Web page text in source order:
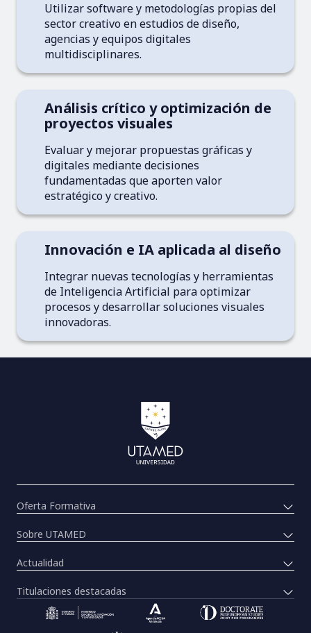
Utilizar software y metodologías propias del
sector creativo en estudios de diseño,
agencias y equipos digitales
multidisciplinares.
Análisis crítico y optimización de
proyectos visuales
Evaluar y mejorar propuestas gráficas y
digitales mediante decisiones
fundamentadas que aporten valor
estratégico y creativo.
Innovación e IA aplicada al diseño
Integrar nuevas tecnologías y herramientas
de Inteligencia Artificial para optimizar
procesos y desarrollar soluciones visuales
innovadoras.
Oferta Formativa
Sobre UTAMED
Actualidad
Titulaciones destacadas